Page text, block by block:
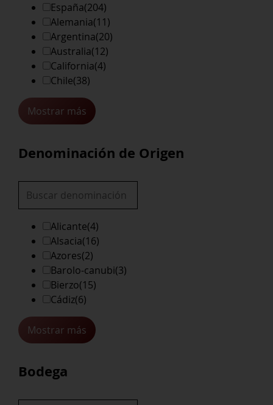
España(204)
Alemania(11)
Argentina(20)
Australia(12)
California(4)
Chile(38)
Mostrar más
Denominación de Origen
Alicante(4)
Alsacia(16)
Azores(2)
Barolo-canubi(3)
Bierzo(15)
Cádiz(6)
Mostrar más
Bodega